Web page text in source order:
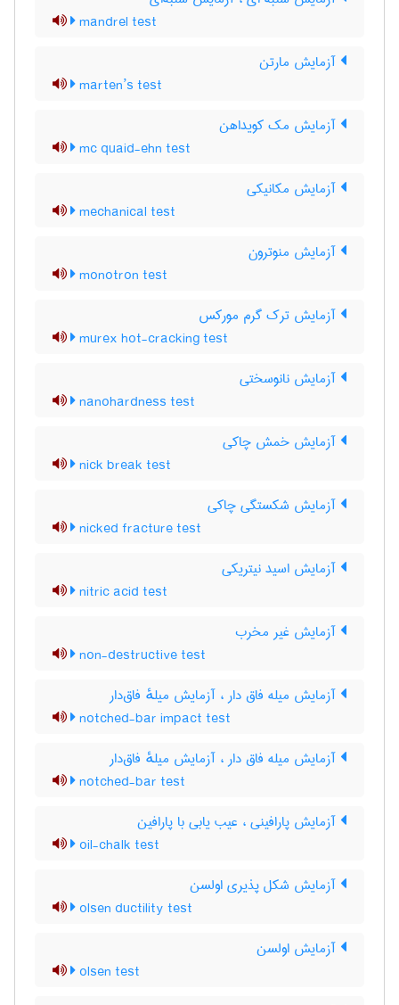
mandrel test
آزمایش مارتن
marten’s test
آزمایش مک کویداهن
mc quaid-ehn test
آزمایش مکانیکی
mechanical test
آزمایش منوترون
monotron test
آزمایش ترک گرم مورکس
murex hot-cracking test
آزمایش نانوسختی
nanohardness test
آزمایش خمش چاکی
nick break test
آزمایش شکستگی چاکی
nicked fracture test
آزمایش اسید نیتریکی
nitric acid test
آزمایش غیر مخرب
non-destructive test
آزمایش میله فاق دار ، آزمایش میلهٔ فاق‌دار
notched-bar impact test
آزمایش میله فاق دار ، آزمایش میلهٔ فاق‌دار
notched-bar test
آزمایش پارافینی ، عیب یابی با پارافین
oil-chalk test
آزمایش شکل پذیری اولسن
olsen ductility test
آزمایش اولسن
olsen test